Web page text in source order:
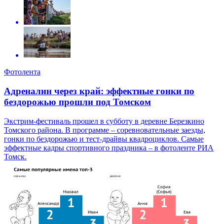
Фотолента
Адреналин через край: эффектные гонки по
бездорожью прошли под Томском
Экстрим-фестиваль прошел в субботу в деревне Березкино
Томского района. В программе – соревновательные заезды,
гонки по бездорожью и тест-драйвы квадроциклов. Самые
эффектные кадры спортивного праздника – в фотоленте РИА
Томск.